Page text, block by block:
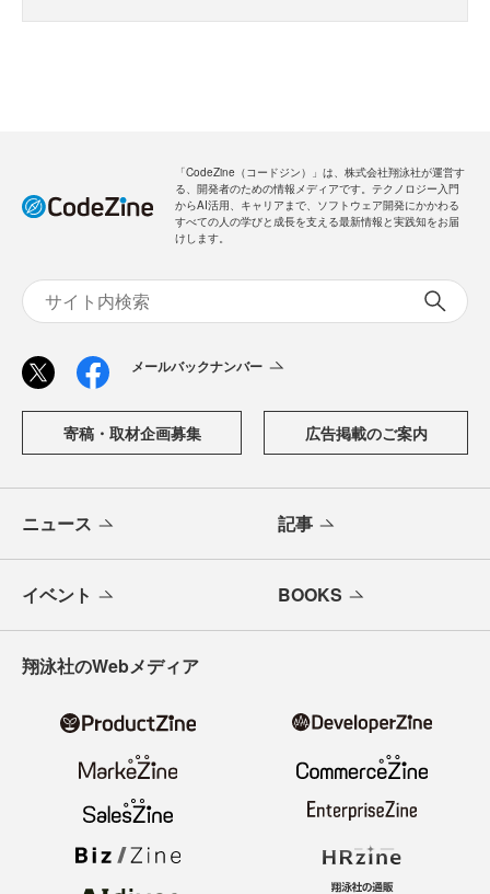
「CodeZine（コードジン）」は、株式会社翔泳社が運営す
る、開発者のための情報メディアです。テクノロジー入門
からAI活用、キャリアまで、ソフトウェア開発にかかわる
すべての人の学びと成長を支える最新情報と実践知をお届
けします。
メールバックナンバー
寄稿・取材企画募集 広告掲載のご案内
ニュース 記事
イベント BOOKS
翔泳社のWebメディア